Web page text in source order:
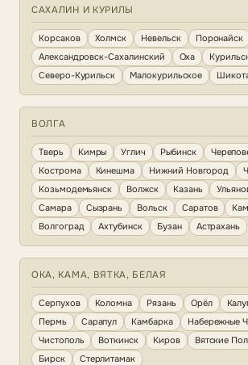
САХАЛИН И КУРИЛЫ
Корсаков Холмск Невельск Поронайск
Александровск-Сахалинский
Оха
Северо-Курильск
Малокурильское
ВОЛГА
Тверь Кимры Углич Рыбинск
Кострома
Кинешма Нижний Новгород
Козьмодемьянск
Волжск Казань
Самара
Сызрань Вольск Саратов
Волгоград
Ахтубинск Бузан Астрахань
ОКА, КАМА, ВЯТКА, БЕЛАЯ
Серпухов Коломна Рязань Орёл
Пермь
Сарапул Камбарка
Набережные
Чистополь
Воткинск Киров Вятские
Бирск
Стерлитамак